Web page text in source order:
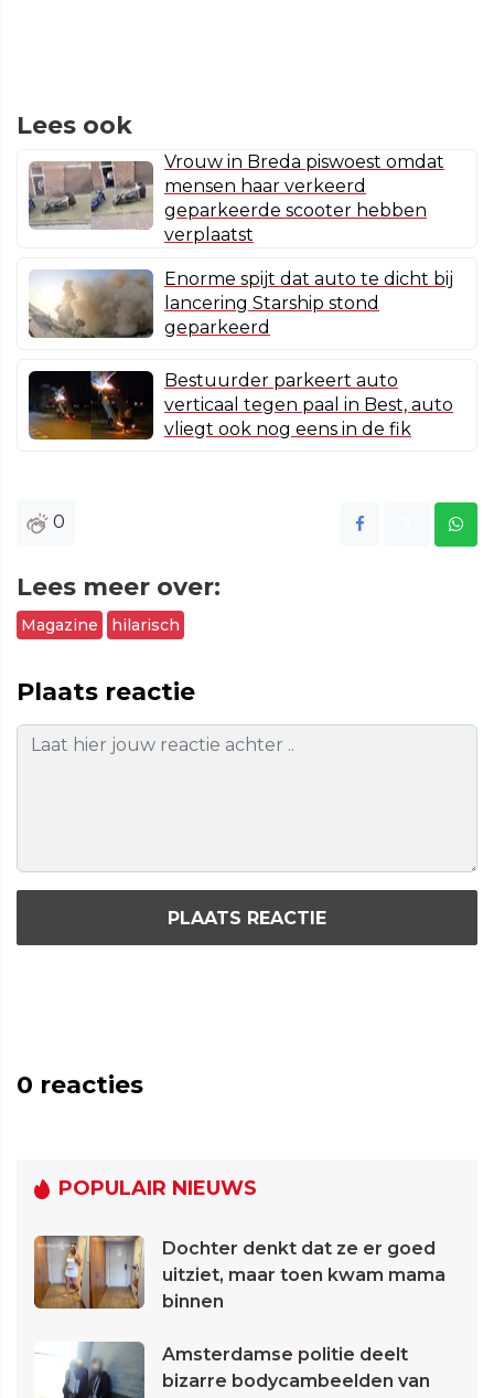
Lees ook
Vrouw in Breda piswoest omdat
mensen haar verkeerd
geparkeerde scooter hebben
verplaatst
Enorme spijt dat auto te dicht bij
lancering Starship stond
geparkeerd
Bestuurder parkeert auto
verticaal tegen paal in Best, auto
vliegt ook nog eens in de fik
0
Lees meer over:
Magazine hilarisch
Plaats reactie
PLAATS REACTIE
0 reacties
POPULAIR NIEUWS
Dochter denkt dat ze er goed
uitziet, maar toen kwam mama
binnen
Amsterdamse politie deelt
bizarre bodycambeelden van